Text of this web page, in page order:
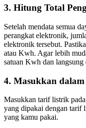
3. Hitung Total
Setelah mendata semua
perangkat elektronik,
elektronik tersebut.
atau Kwh. Agar lebih
satuan Kwh dan langsung
4. Masukkan
Masukkan tarif listrik
yang dipakai dengan tarif
yang kamu pakai.